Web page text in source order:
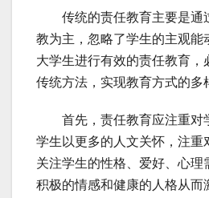
传统的责任教育主要是通
教为主，忽略了学生的主观能
大学生进行有效的责任教育，
传统方法，实现教育方式的多
首先，责任教育应注重对
学生以更多的人文关怀，注重
关注学生的性格、爱好、心理
积极的情感和健康的人格从而